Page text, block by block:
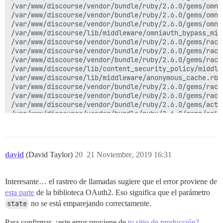
/var/www/discourse/vendor/bundle/ruby/2.6.0/
/var/www/discourse/vendor/bundle/ruby/2.6.0/gems/
/var/www/discourse/vendor/bundle/ruby/2.6.0/
/var/www/discourse/lib/middleware/
/var/www/discourse/vendor/bundle/ruby/2.6.0/
/var/www/discourse/vendor/bundle/ruby/2.6.0/
/var/www/discourse/vendor/bundle/ruby/2.6.0/
/var/www/discourse/lib/content_security_policy/
/var/www/discourse/lib/middleware/
/var/www/discourse/vendor/bundle/ruby/2.6.0/
/var/www/discourse/vendor/bundle/ruby/2.6.0/
/var/www/discourse/vendor/bundle/ruby/2.6.0/gems/
/var/www/discourse/vendor/bundle/ruby/2.6.0/
/var/www/discourse/vendor/bundle/ruby/2.6.0/gems/
/var/www/discourse/vendor/bundle/ruby/2.6.0/
/var/www/discourse/config/initializers/100-
/var/www/discourse/config/initializers/100-
/var/www/discourse/vendor/bundle/ruby/2.6.0/gems/
/var/www/discourse/lib/middleware/
david (David Taylor) 21 Noviembre, 2019 16:31
20
Interesante… el rastreo de llamadas sugiere que el error proviene de
esta parte de la biblioteca OAuth2. Eso significa que el parámetro
state no se está emparejando correctamente.